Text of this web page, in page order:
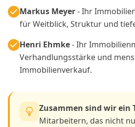
Markus Meyer- Ihr
für Weitblick, Struktur und
Henri Ehmke- Ihr
Verhandlungsstärke und
Immobilienverkauf.
Zusammen sind wir ein
Mitarbeitern, das nicht